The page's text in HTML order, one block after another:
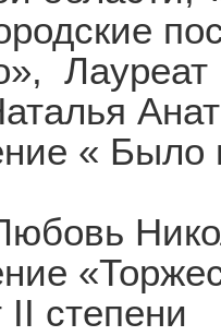
«
степени